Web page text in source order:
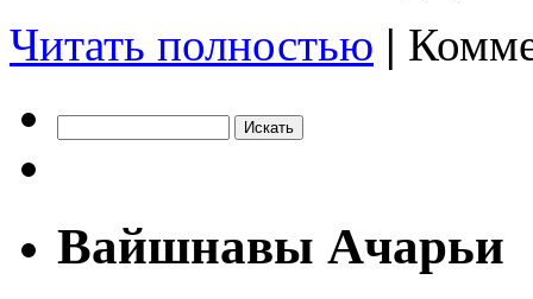
Читать полностью |
Вайшнавы Ачарьи